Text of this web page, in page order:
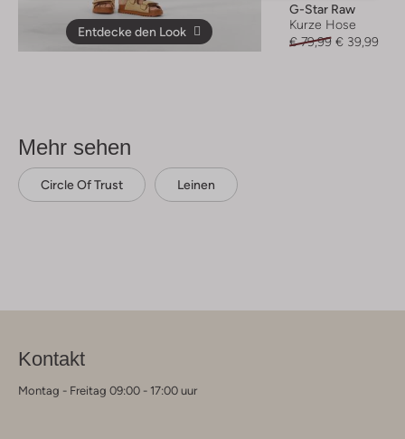
Entdecke den Look
G-Star Raw
Kurze Hose
€ 79,99 € 39,99
Mehr sehen
Circle Of Trust Leinen
Kontakt
Montag - Freitag 09:00 - 17:00 uur